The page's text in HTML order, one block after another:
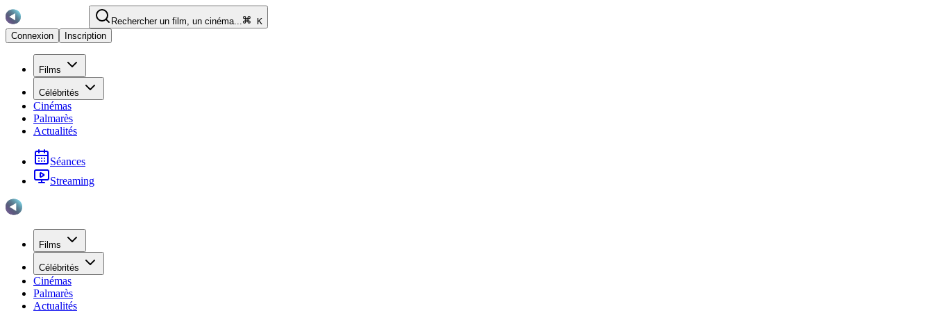
Rechercher un film, un cinéma...
K
Connexion
Inscription
Films
Célébrités
Cinémas
Palmarès
Actualités
Séances
Streaming
Films
Célébrités
Cinémas
Palmarès
Actualités